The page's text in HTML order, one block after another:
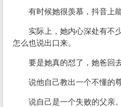
有时候她很羡慕，抖音上
实际上，她内心深处有不
怎么也说出口来。
要是她真的怼了，她爸回
说他自己教出一个不懂的
说自己是一个失败的父亲。